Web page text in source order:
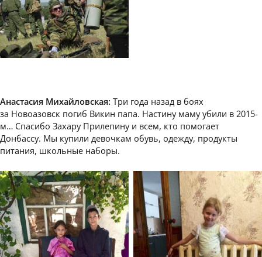
Анастасия Михайловская: Три года назад в боях
за Новоазовск погиб Викин папа. Настину маму убили в 2015-
м… Спасибо Захару Прилепину и всем, кто помогает
Донбассу. Мы купили девочкам обувь, одежду, продукты
питания, школьные наборы.